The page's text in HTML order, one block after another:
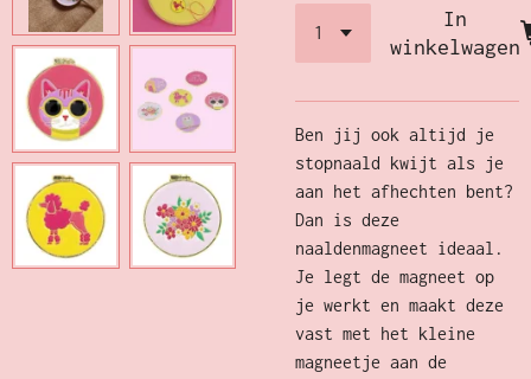
In
winkelwagen
Ben jij ook altijd je
stopnaald kwijt als je
aan het afhechten bent?
Dan is deze
naaldenmagneet ideaal.
Je legt de magneet op
je werkt en maakt deze
vast met het kleine
magneetje aan de